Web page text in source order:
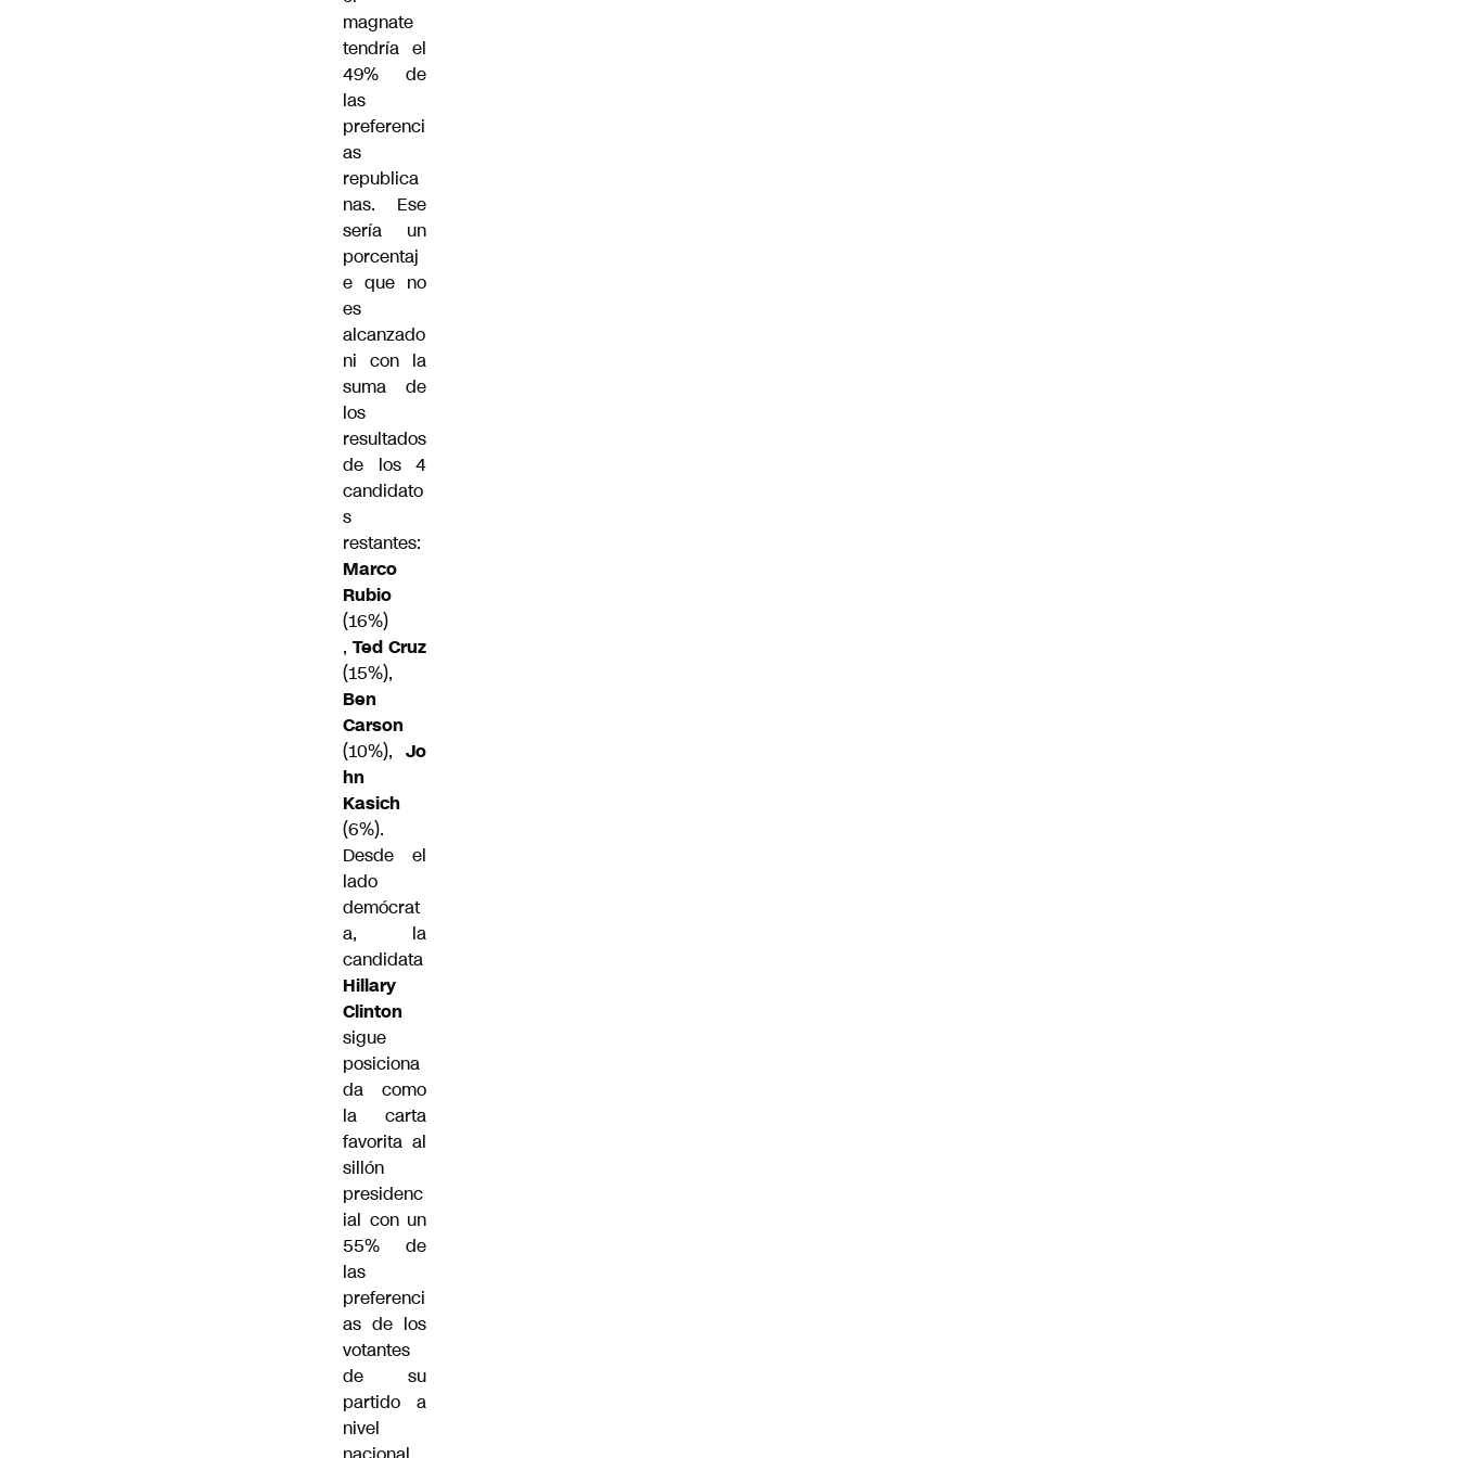
magnate
tendría el
49% de
las
preferenci
as
republica
nas. Ese
sería un
porcentaj
e que no
es
alcanzado
ni con la
suma de
los
resultados
de los 4
candidato
s
restantes:
Marco
Rubio
(16%)
,Ted Cruz
(15%),
Ben
Carson
(10%),Jo
hn
Kasich
(6%).
Desde el
lado
demócrat
a, la
candidata
Hillary
Clinton
sigue
posiciona
da como
la carta
favorita al
sillón
presidenc
ial con un
55% de
las
preferenci
as de los
votantes
de su
partido a
nivel